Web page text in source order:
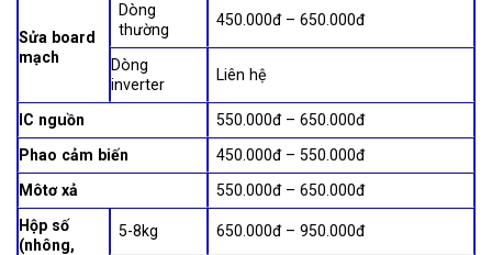
Sửa board
mạch
Dòng
thường
450.000đ – 650.000đ
Dòng
inverter
Liên hệ
IC nguồn
550.000đ – 650.000đ
Phao cảm biến
450.000đ – 550.000đ
Môtơ xả
550.000đ – 650.000đ
Hộp số
(nhông,
5-8kg 650.000đ – 950.000đ